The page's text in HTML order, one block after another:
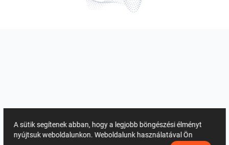
A sütik segítenek abban, hogy a legjobb böngészési élményt
nyújtsuk weboldalunkon. Weboldalunk használatával Ön